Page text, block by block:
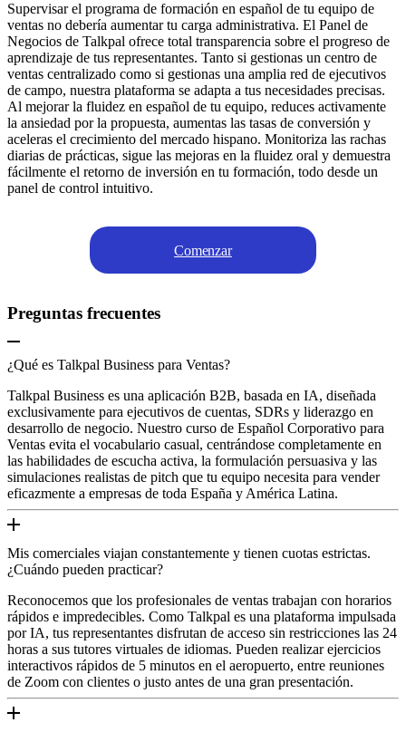
Supervisar el programa de formación en español de tu equipo de
ventas no debería aumentar tu carga administrativa. El Panel de
Negocios de Talkpal ofrece total transparencia sobre el progreso de
aprendizaje de tus representantes. Tanto si gestionas un centro de
ventas centralizado como si gestionas una amplia red de ejecutivos
de campo, nuestra plataforma se adapta a tus necesidades precisas.
Al mejorar la fluidez en español de tu equipo, reduces activamente
la ansiedad por la propuesta, aumentas las tasas de conversión y
aceleras el crecimiento del mercado hispano. Monitoriza las rachas
diarias de prácticas, sigue las mejoras en la fluidez oral y demuestra
fácilmente el retorno de inversión en tu formación, todo desde un
panel de control intuitivo.
Comenzar
Preguntas frecuentes
¿Qué es Talkpal Business para Ventas?
Talkpal Business es una aplicación B2B, basada en IA, diseñada
exclusivamente para ejecutivos de cuentas, SDRs y liderazgo en
desarrollo de negocio. Nuestro curso de Español Corporativo para
Ventas evita el vocabulario casual, centrándose completamente en
las habilidades de escucha activa, la formulación persuasiva y las
simulaciones realistas de pitch que tu equipo necesita para vender
eficazmente a empresas de toda España y América Latina.
Mis comerciales viajan constantemente y tienen cuotas estrictas.
¿Cuándo pueden practicar?
Reconocemos que los profesionales de ventas trabajan con horarios
rápidos e impredecibles. Como Talkpal es una plataforma impulsada
por IA, tus representantes disfrutan de acceso sin restricciones las 24
horas a sus tutores virtuales de idiomas. Pueden realizar ejercicios
interactivos rápidos de 5 minutos en el aeropuerto, entre reuniones
de Zoom con clientes o justo antes de una gran presentación.